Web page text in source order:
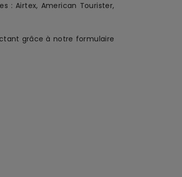
:Airtex, American Tourister,
grâce à notre formulaire